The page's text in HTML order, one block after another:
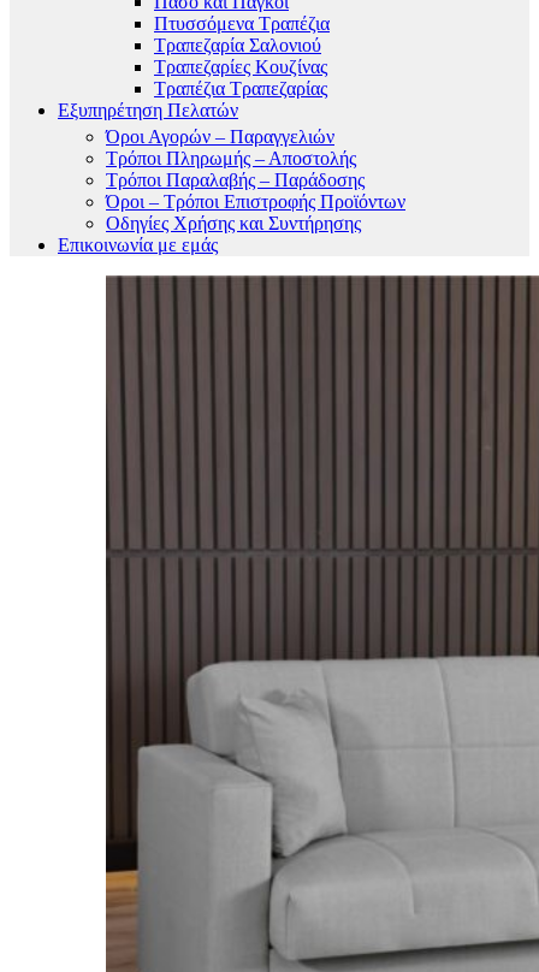
Πτυσσόμενα Τραπέζια
Τραπεζαρία Σαλονιού
Τραπεζαρίες Κουζίνας
Τραπέζια Τραπεζαρίας
Εξυπηρέτηση Πελατών
Όροι Αγορών – Παραγγελιών
Τρόποι Πληρωμής – Αποστολής
Τρόποι Παραλαβής – Παράδοσης
Όροι – Τρόποι Επιστροφής Προϊόντων
Οδηγίες Χρήσης και Συντήρησης
Επικοινωνία με εμάς